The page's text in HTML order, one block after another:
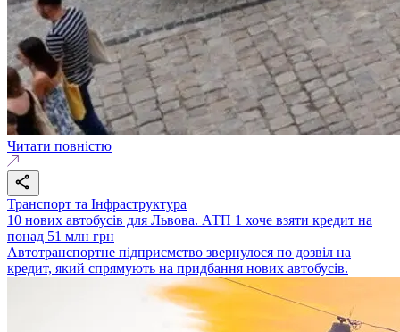
Читати повністю
Транспорт та Інфраструктура
10 нових автобусів для Львова. АТП 1 хоче взяти кредит на
понад 51 млн грн
Автотранспортне підприємство звернулося по дозвіл на
кредит, який спрямують на придбання нових автобусів.